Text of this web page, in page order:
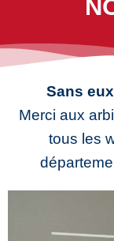
Sans
Merci aux
tous les